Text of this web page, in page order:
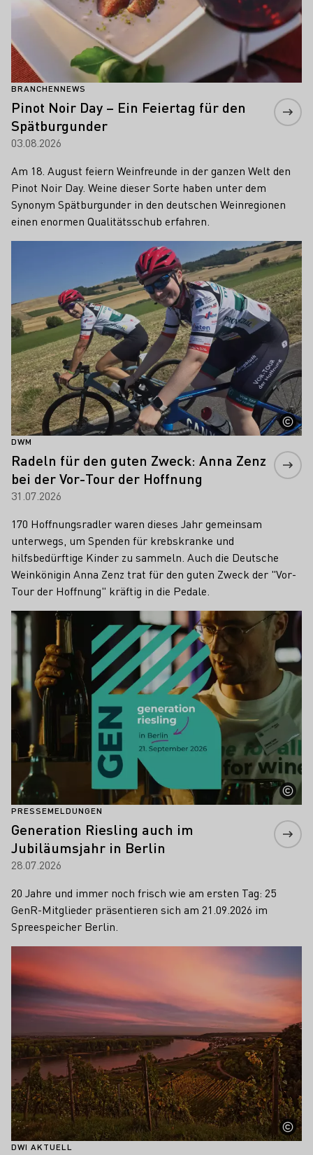
BRANCHENNEWS
Pinot Noir Day – Ein Feiertag für den
Spätburgunder
03.08.2026
Am 18. August feiern Weinfreunde in der ganzen Welt den
Pinot Noir Day. Weine dieser Sorte haben unter dem
Synonym Spätburgunder in den deutschen Weinregionen
einen enormen Qualitätsschub erfahren.
DWM
Radeln für den guten Zweck: Anna Zenz
bei der Vor-Tour der Hoffnung
31.07.2026
170 Hoffnungsradler waren dieses Jahr gemeinsam
unterwegs, um Spenden für krebskranke und
hilfsbedürftige Kinder zu sammeln. Auch die Deutsche
Weinkönigin Anna Zenz trat für den guten Zweck der "Vor-
Tour der Hoffnung" kräftig in die Pedale.
PRESSEMELDUNGEN
Generation Riesling auch im
Jubiläumsjahr in Berlin
28.07.2026
20 Jahre und immer noch frisch wie am ersten Tag: 25
GenR-Mitglieder präsentieren sich am 21.09.2026 im
Spreespeicher Berlin.
Mehr erfahren
DWI AKTUELL